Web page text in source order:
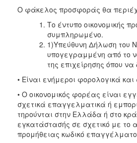
Ο φάκελος προσφοράς θα
Το έντυπο οικονομικής
συμπληρωμένο.
1)Υπεύθυνη Δήλωση του
υπογεγραμμένη από το
της επιχείρησης όπου να
• Είναι ενήμεροι φορολογικά
• Ο οικονομικός φορέας είναι
σχετικά επαγγελματικά ή
τηρούνται στην Ελλάδα ή στο
εγκατάστασής σε σχετικό με το
προμήθειας κωδικό